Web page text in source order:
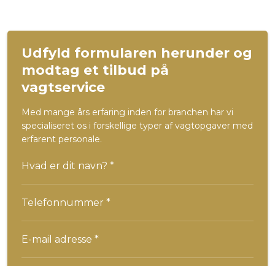
Udfyld formularen herunder og
modtag et tilbud på
vagtservice
Med mange års erfaring inden for branchen har vi
specialiseret os i forskellige typer af vagtopgaver med
erfarent personale.